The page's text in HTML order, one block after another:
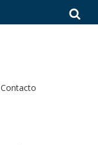
por:
Contacto